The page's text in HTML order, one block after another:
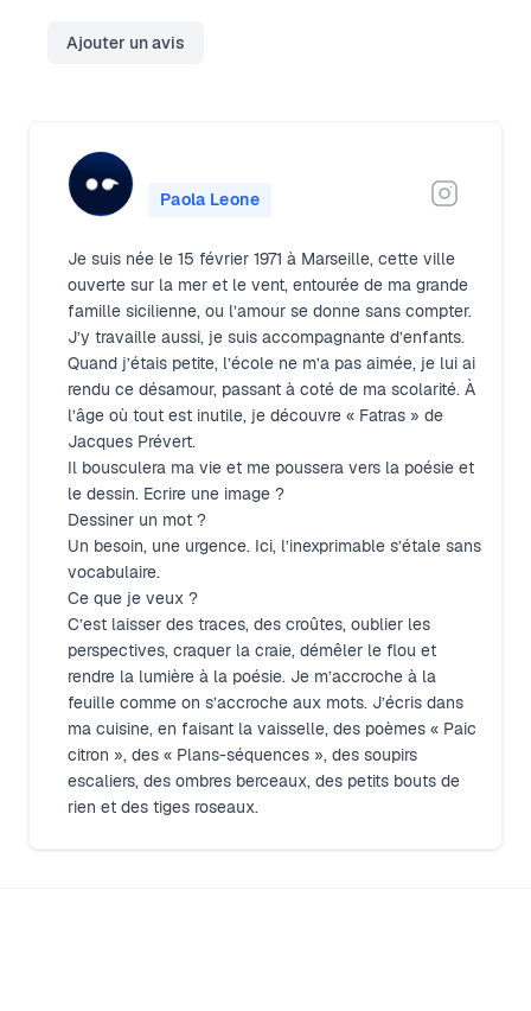
Ajouter un avis
Paola Leone
Je suis née le 15 février 1971 à Marseille, cette ville
ouverte sur la mer et le vent, entourée de ma grande
famille sicilienne, ou l’amour se donne sans compter.
J’y travaille aussi, je suis accompagnante d’enfants.
Quand j’étais petite, l’école ne m’a pas aimée, je lui ai
rendu ce désamour, passant à coté de ma scolarité. À
l’âge où tout est inutile, je découvre « Fatras » de
Jacques Prévert.
Il bousculera ma vie et me poussera vers la poésie et
le dessin. Ecrire une image ?
Dessiner un mot ?
Un besoin, une urgence. Ici, l’inexprimable s’étale sans
vocabulaire.
Ce que je veux ?
C’est laisser des traces, des croûtes, oublier les
perspectives, craquer la craie, démêler le flou et
rendre la lumière à la poésie. Je m’accroche à la
feuille comme on s’accroche aux mots. J’écris dans
ma cuisine, en faisant la vaisselle, des poèmes « Paic
citron », des « Plans-séquences », des soupirs
escaliers, des ombres berceaux, des petits bouts de
rien et des tiges roseaux.